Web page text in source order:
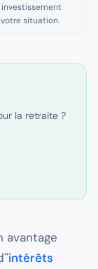
situation.
la retraite ?
avantage
intérêts